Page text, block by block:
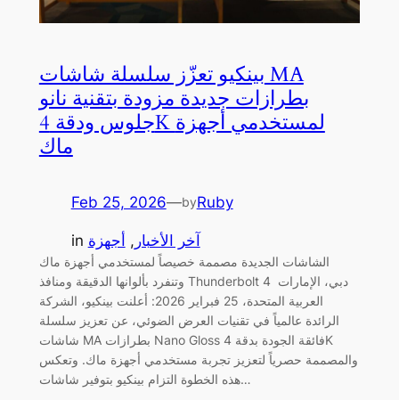
بينكيو تعزّز سلسلة شاشات MA
بطرازات جديدة مزودة بتقنية نانو
جلوس ودقة 4K لمستخدمي أجهزة
ماك
Feb 25, 2026—byRuby
in آخر الأخبار , أجهزة
الشاشات الجديدة مصممة خصيصاً لمستخدمي أجهزة ماك
وتنفرد بألوانها الدقيقة ومنافذ Thunderbolt 4 دبي، الإمارات
العربية المتحدة، 25 فبراير 2026: أعلنت بينكيو، الشركة
الرائدة عالمياً في تقنيات العرض الضوئي، عن تعزيز سلسلة
شاشات MA بطرازات Nano Gloss فائقة الجودة بدقة 4K
والمصممة حصرياً لتعزيز تجربة مستخدمي أجهزة ماك. وتعكس
هذه الخطوة التزام بينكيو بتوفير شاشات…